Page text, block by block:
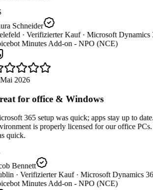
Schneider
· Verifizierter Kauf · Microsoft Dynamics
Minutes Add-on - NPO (NCE)
2026
for office & Windows
365 setup was quick; apps stay up to
is properly licensed for our office
quick.
Bennett
· Verifizierter Kauf · Microsoft Dynamics
Minutes Add-on - NPO (NCE)